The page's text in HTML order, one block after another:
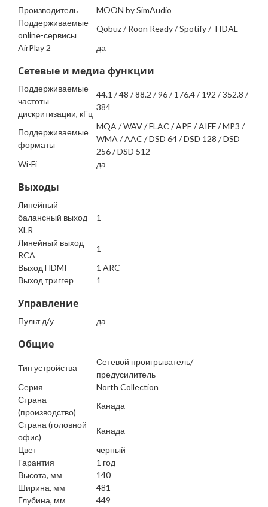
Производитель
MOON by SimAudio
Поддерживаемые
online-сервисы
Qobuz / Roon Ready / Spotify / TIDAL
AirPlay 2
да
Сетевые и медиа функции
Поддерживаемые
частоты
дискритизации, кГц
44.1 / 48 / 88.2 / 96 / 176.4 / 192 / 352.8 /
384
Поддерживаемые
форматы
MQA / WAV / FLAC / APE / AIFF / MP3 /
WMA / AAC / DSD 64 / DSD 128 / DSD
256 / DSD 512
Wi-Fi
да
Выходы
Линейный
балансный выход
XLR
1
Линейный выход
RCA
1
Выход HDMI
1 ARC
Выход триггер
1
Управление
Пульт д/у да
Общие
Тип устройства
Сетевой проигрыватель/
предусилитель
Серия
North Collection
Страна
(производство)
Канада
Страна (головной
офис)
Канада
Цвет
черный
Гарантия
1 год
Высота, мм
140
Ширина, мм
481
Глубина, мм
449